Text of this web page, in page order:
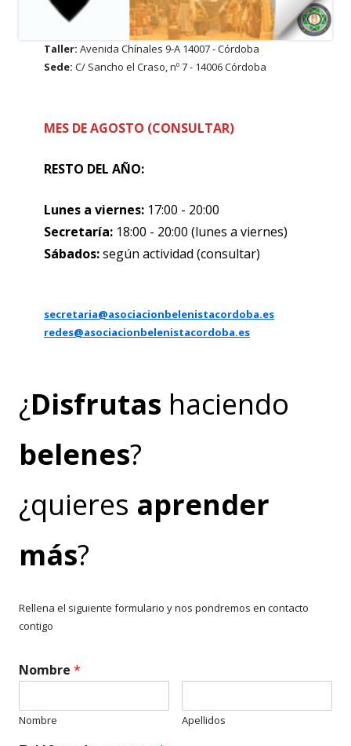
Taller: Avenida Chínales 9-A 14007 - Córdoba
Sede: C/ Sancho el Craso, nº 7 - 14006 Córdoba
MES DE AGOSTO (CONSULTAR)
RESTO DEL AÑO:
Lunes a viernes: 17:00 - 20:00
Secretaría: 18:00 - 20:00 (lunes a viernes)
Sábados:según actividad (consultar)
secretaria@asociacionbelenistacordoba.es
redes@asociacionbelenistacordoba.es
¿Disfrutas haciendo
belenes?
¿quieres aprender
más?
Rellena el siguiente formulario y nos pondremos en contacto
contigo
Nombre *
Nombre Apellidos